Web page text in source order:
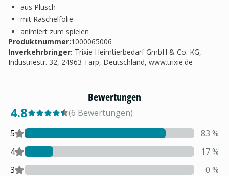
aus Plüsch
mit Raschelfolie
animiert zum spielen
Produktnummer:1000065006
Inverkehrbringer: Trixie Heimtierbedarf GmbH & Co. KG,
Industriestr. 32, 24963 Tarp, Deutschland, www.trixie.de
Bewertungen
4.8 (6 Bewertungen)
5
83 %
4
17%
3
0 %